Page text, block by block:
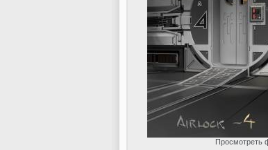
Просмотреть